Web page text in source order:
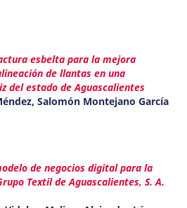
esbelta para la mejora
de llantas en una
del estado de Aguascalientes
Salomón Montejano García
de negocios digital para la
Textil de Aguascalientes, S. A.